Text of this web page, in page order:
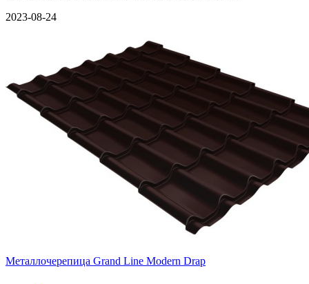
2023-08-24
Металлочерепица Grand Line Modern Drap